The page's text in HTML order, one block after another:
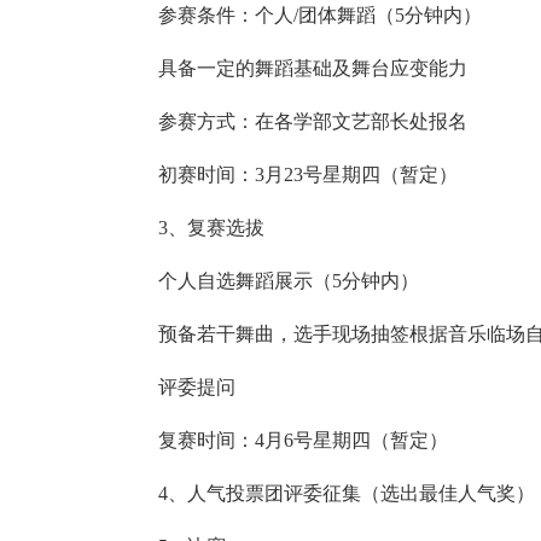
参赛条件：个人/团体舞蹈（5分钟内）
具备一定的舞蹈基础及舞台应变能力
参赛方式：在各学部文艺部长处报名
初赛时间：3月23号星期四（暂定）
3、复赛选拔
个人自选舞蹈展示（5分钟内）
预备若干舞曲，选手现场抽签根据音乐临场
评委提问
复赛时间：4月6号星期四（暂定）
4、人气投票团评委征集（选出最佳人气奖）